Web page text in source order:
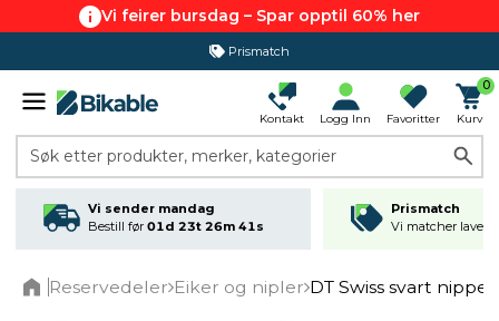
Vi feirer bursdag – Spar opptil 60% her
Prismatch
Kontakt Logg Inn Favoritter
0
Kurv
Søk etter produkter, merker, kategorier
Vi sender mandag
Bestill før 01d 23t 26m 41s
Prismatch
Vi matcher
Reservedeler Eiker og nipler DT Swiss svart nippel